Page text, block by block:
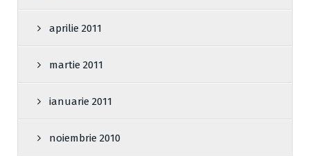
aprilie 2011
martie 2011
ianuarie 2011
noiembrie 2010